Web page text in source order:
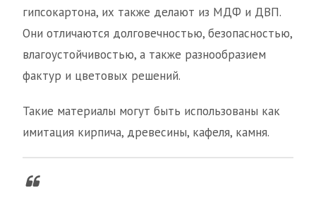
гипсокартона, их также делают из МДФ и ДВП.
Они отличаются долговечностью, безопасностью,
влагоустойчивостью, а также разнообразием
фактур и цветовых решений.
Такие материалы могут быть использованы как
имитация кирпича, древесины, кафеля, камня.